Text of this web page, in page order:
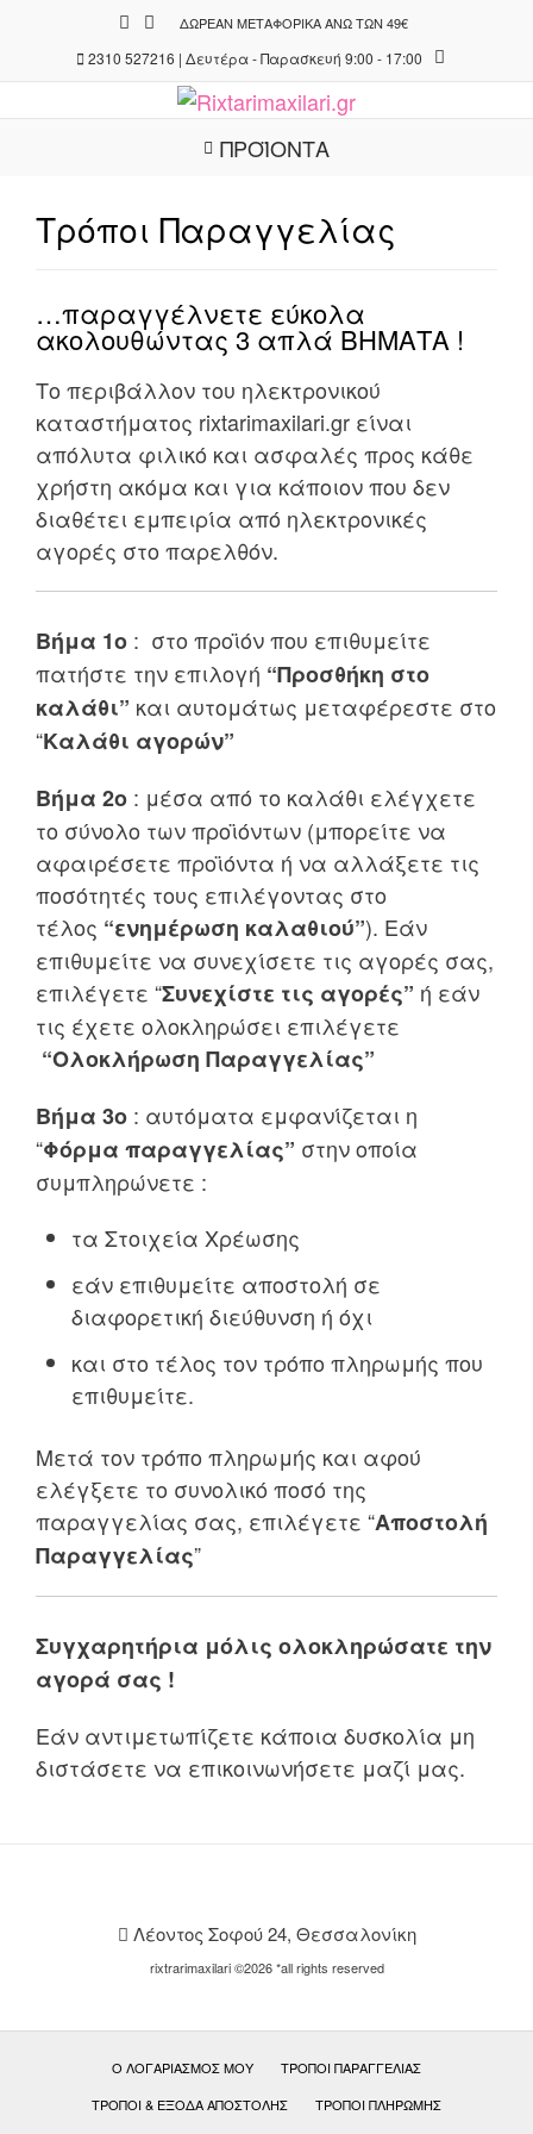
content
ΔΩΡΕΆΝ ΜΕΤΑΦΟΡΙΚΆ ΆΝΩ ΤΩΝ 49€
2310 527216 | Δευτέρα - Παρασκευή 9:00 - 17:00
ΠΡΟΪΟΝΤΑ
Τρόποι Παραγγελίας
…παραγγέλνετε εύκολα
ακολουθώντας 3 απλά ΒΗΜΑΤΑ !
Το περιβάλλον του ηλεκτρονικού
καταστήματος rixtarimaxilari.gr είναι
απόλυτα φιλικό και ασφαλές προς κάθε
χρήστη ακόμα και για κάποιον που δεν
διαθέτει εμπειρία από ηλεκτρονικές
αγορές στο παρελθόν.
Βήμα 1ο : στο προϊόν που επιθυμείτε
πατήστε την επιλογή “Προσθήκη στο
καλάθι” και αυτομάτως μεταφέρεστε στο
“Καλάθι αγορών”
Βήμα 2ο : μέσα από το καλάθι ελέγχετε
το σύνολο των προϊόντων (μπορείτε να
αφαιρέσετε προϊόντα ή να αλλάξετε τις
ποσότητές τους επιλέγοντας στο
τέλος “ενημέρωση καλαθιού”). Εάν
επιθυμείτε να συνεχίσετε τις αγορές σας,
επιλέγετε “Συνεχίστε τις αγορές” ή εάν
τις έχετε ολοκληρώσει επιλέγετε
“Ολοκλήρωση Παραγγελίας”
Βήμα 3ο : αυτόματα εμφανίζεται η
“Φόρμα παραγγελίας” στην οποία
συμπληρώνετε :
τα Στοιχεία Χρέωσης
εάν επιθυμείτε αποστολή σε
διαφορετική διεύθυνση ή όχι
και στο τέλος τον τρόπο πληρωμής που
επιθυμείτε.
Μετά τον τρόπο πληρωμής και αφού
ελέγξετε το συνολικό ποσό της
παραγγελίας σας, επιλέγετε “Αποστολή
Παραγγελίας”
Συγχαρητήρια μόλις ολοκληρώσατε την
αγορά σας !
Εάν αντιμετωπίζετε κάποια δυσκολία μη
διστάσετε να επικοινωνήσετε μαζί μας.
Λέοντος Σοφού 24, Θεσσαλονίκη
rixtrarimaxilari ©2026 *all rights reserved
Ο ΛΟΓΑΡΙΑΣΜΌΣ ΜΟΥ
ΤΡΌΠΟΙ ΠΑΡΑΓΓΕΛΊΑΣ
ΤΡΌΠΟΙ & ΈΞΟΔΑ ΑΠΟΣΤΟΛΉΣ
ΤΡΌΠΟΙ ΠΛΗΡΩΜΉΣ